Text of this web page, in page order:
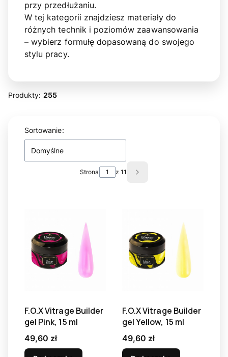
przy przedłużaniu.
W tej kategorii znajdziesz materiały do
różnych technik i poziomów zaawansowania
– wybierz formułę dopasowaną do swojego
stylu pracy.
Produkty: 255
Lista produktów
Sortowanie:
Domyślne
Strona z 11
Następne produkty
F.O.X Vitrage Builder
gel Pink, 15 ml
Cena
49,60 zł
F.O.X Vitrage Builder
gel Yellow, 15 ml
Cena
49,60 zł